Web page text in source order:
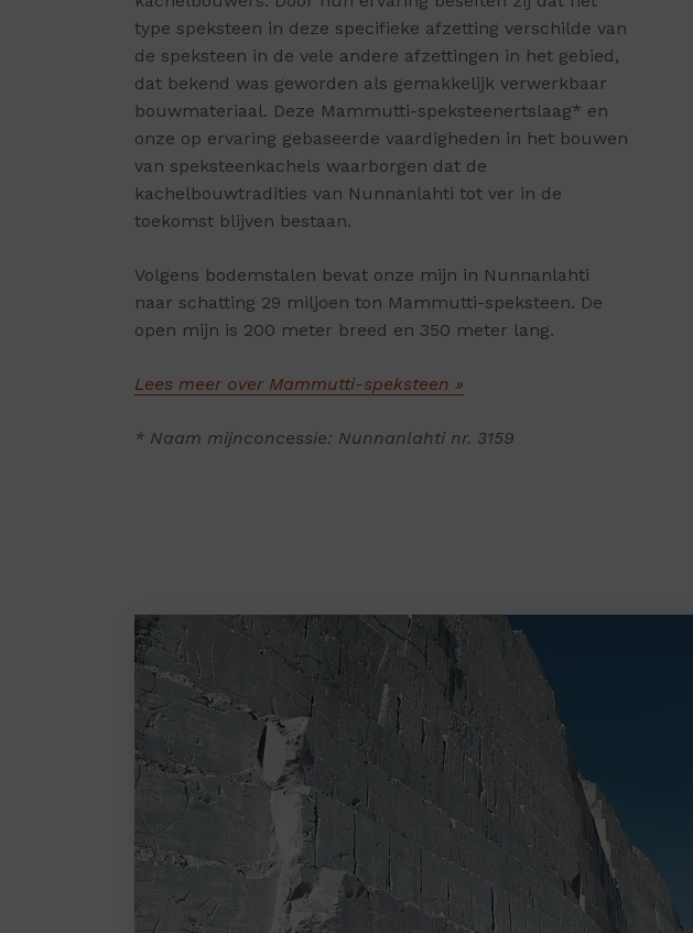
type speksteen in deze specifieke afzetting verschilde van
de speksteen in de vele andere afzettingen in het gebied,
dat bekend was geworden als gemakkelijk verwerkbaar
bouwmateriaal. Deze Mammutti-speksteenertslaag* en
onze op ervaring gebaseerde vaardigheden in het bouwen
van speksteenkachels waarborgen dat de
kachelbouwtradities van Nunnanlahti tot ver in de
toekomst blijven bestaan.
Volgens bodemstalen bevat onze mijn in Nunnanlahti
naar schatting 29 miljoen ton Mammutti-speksteen. De
open mijn is 200 meter breed en 350 meter lang.
Lees meer over Mammutti-speksteen »
* Naam mijnconcessie: Nunnanlahti nr. 3159